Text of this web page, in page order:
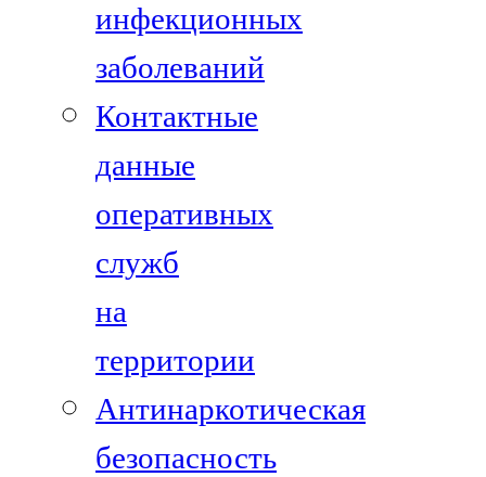
инфекционных
заболеваний
Контактные
данные
оперативных
служб
на
территории
Антинаркотическая
безопасность